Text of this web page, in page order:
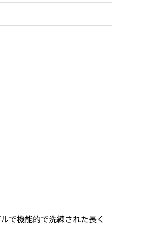
で機能的で洗練された長く